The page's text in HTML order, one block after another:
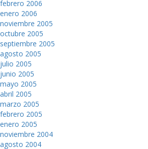
febrero 2006
enero 2006
noviembre 2005
octubre 2005
septiembre 2005
agosto 2005
julio 2005
junio 2005
mayo 2005
abril 2005
marzo 2005
febrero 2005
enero 2005
noviembre 2004
agosto 2004